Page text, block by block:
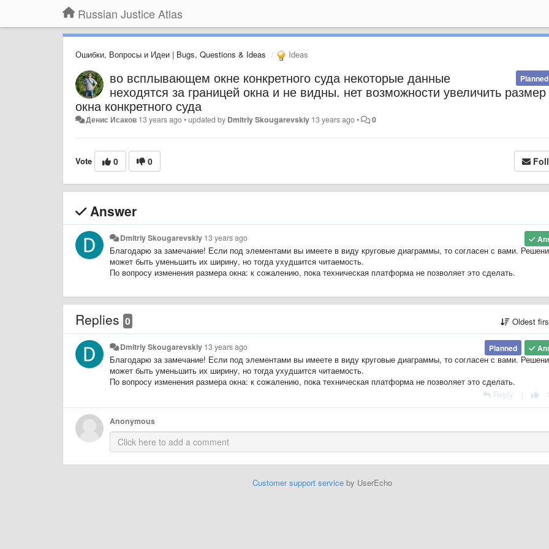
Russian Justice Atlas
Ошибки, Вопросы и Идеи | Bugs, Questions & Ideas Ideas
Planned
во всплывающем окне конкретного суда некоторые данные
неходятся за границей окна и не видны. нет возможности увеличить размер
окна конкретного суда
Денис Исаков 13 years ago•updated by Dmitriy Skougarevskiy 13 years ago• 0
Vote 0 0
Answer
Dmitriy Skougarevskiy 13 years ago
Благодарю за замечание! Если под элементами вы имеете в виду круговые диаграммы, то согласен с вами.
может быть уменьшить их ширину, но тогда ухудшится читаемость.
По вопросу изменения размера окна: к сожалению, пока техническая платформа не позволяет это сделать.
Replies 0 Oldest
Planned
Dmitriy Skougarevskiy 13 years ago
Благодарю за замечание! Если под элементами вы имеете в виду круговые диаграммы, то согласен с вами.
может быть уменьшить их ширину, но тогда ухудшится читаемость.
По вопросу изменения размера окна: к сожалению, пока техническая платформа не позволяет это сделать.
Reply
Anonymous
Customer support serviceby UserEcho